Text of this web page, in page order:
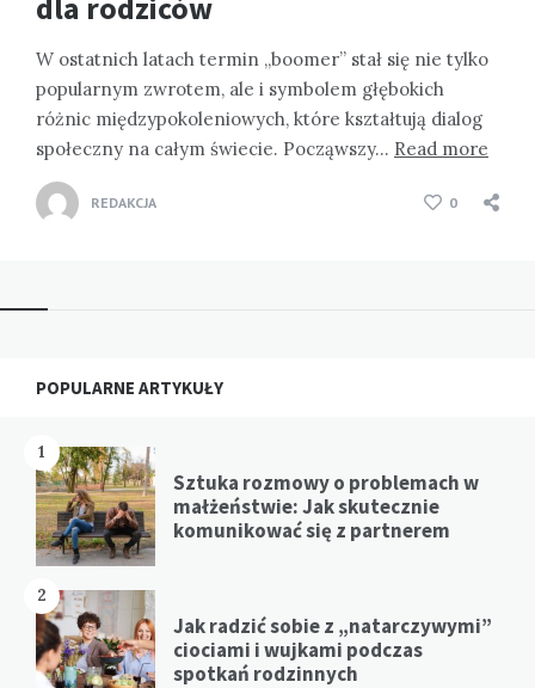
W ostatnich latach termin „boomer” stał się nie tylko
popularnym zwrotem, ale i symbolem głębokich
różnic międzypokoleniowych, które kształtują dialog
społeczny na całym świecie. Począwszy… Read more
REDAKCJA 0
Widgets
POPULARNE ARTYKUŁY
1
Sztuka rozmowy o problemach w
małżeństwie: Jak skutecznie
komunikować się z partnerem
2
Jak radzić sobie z „natarczywymi”
ciociami i wujkami podczas
spotkań rodzinnych